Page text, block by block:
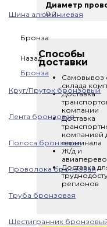
Шина алюминиевая
Бронза
Назад
Бронза
Круг/Пруток бронзовый
Лента бронзовая
Полоса бронзовая
Проволока бронзовая
Труба бронзовая
Шестигранник
Диаметр
0.2
Способы
доставки
Самовывоз
склада
Доставка
компании
Доставка
компанией
терминала
Ж/д и
Доставка
регионов